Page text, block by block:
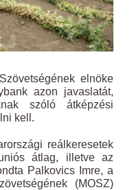
elnöke
azon javaslatát,
szóló átképzési
kell.
reálkeresetek
átlag, illetve az
Palkovics Imre, a
(MOSZ)